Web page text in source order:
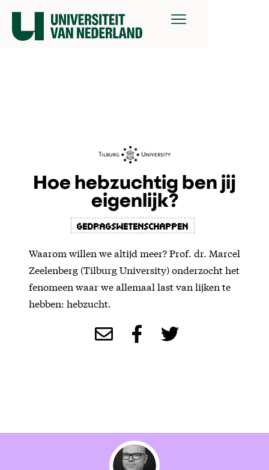
Hoe hebzuchtig ben jij
eigenlijk?
gedragswetenschappen
Waarom willen we altijd meer? Prof. dr. Marcel
Zeelenberg (Tilburg University) onderzocht het
fenomeen waar we allemaal last van lijken te
hebben: hebzucht.